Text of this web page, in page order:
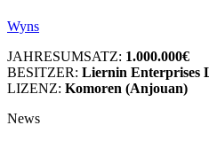
Wyns
JAHRESUMSATZ: 1.000.000€
BESITZER: Liernin Enterprises
LIZENZ: Komoren (Anjouan)
News